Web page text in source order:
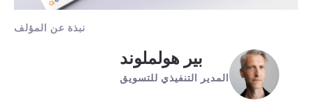
نبذة عن المؤلف
بير هولملوند
المدير التنفيذي للتسويق